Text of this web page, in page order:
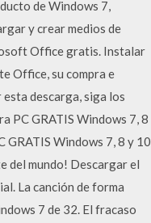
de Windows 7,
y crear medios de
Office gratis. Instalar
Office, su compra e
descarga, siga los
PC GRATIS Windows 7, 8
GRATIS Windows 7, 8 y 10
del mundo! Descargar el
La canción de forma
7 de 32. El fracaso